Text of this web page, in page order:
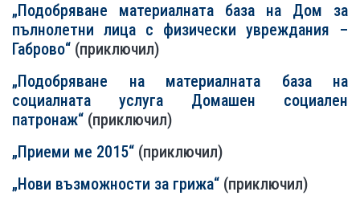
„Подобряване материалната база на Дом за
пълнолетни лица с физически увреждания –
Габрово“ (приключил)
„Подобряване на материалната база на
социалната услуга Домашен социален
патронаж“ (приключил)
„Приеми ме 2015“ (приключил)
„Нови възможности за грижа“ (приключил)